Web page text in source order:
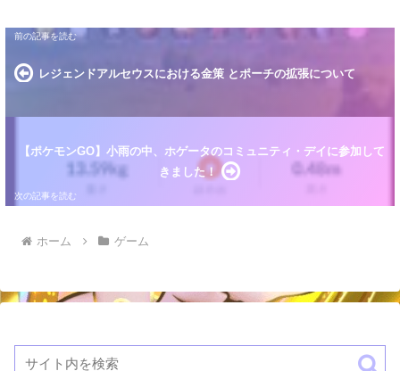
レジェンドアルセウスにおける金策 とポーチの拡張について
【ポケモンGO】小雨の中、ホゲータのコミュニティ・デイに参加して
きました！
ホーム ゲーム